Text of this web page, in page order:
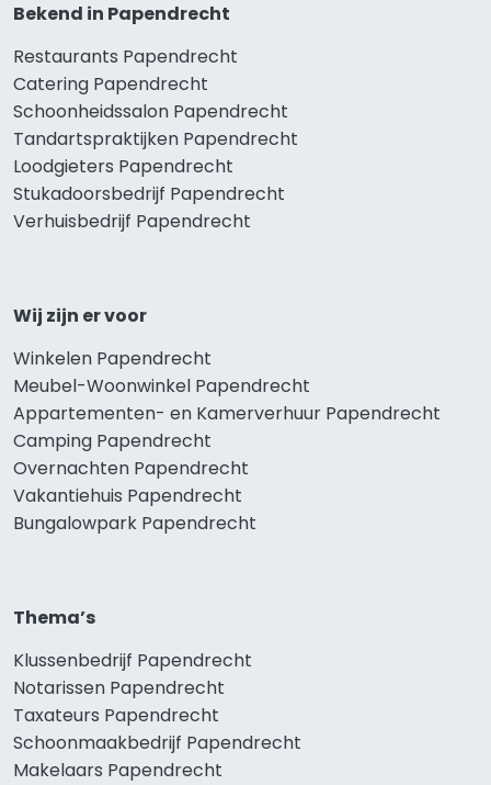
Bekend in Papendrecht
Restaurants Papendrecht
Catering Papendrecht
Schoonheidssalon Papendrecht
Tandartspraktijken Papendrecht
Loodgieters Papendrecht
Stukadoorsbedrijf Papendrecht
Verhuisbedrijf Papendrecht
Wij zijn er voor
Winkelen Papendrecht
Meubel-Woonwinkel Papendrecht
Appartementen- en Kamerverhuur Papendrecht
Camping Papendrecht
Overnachten Papendrecht
Vakantiehuis Papendrecht
Bungalowpark Papendrecht
Thema’s
Klussenbedrijf Papendrecht
Notarissen Papendrecht
Taxateurs Papendrecht
Schoonmaakbedrijf Papendrecht
Makelaars Papendrecht